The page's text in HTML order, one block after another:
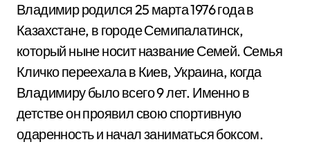
Владимир родился 25 марта 1976 года в
Казахстане, в городе Семипалатинск,
который ныне носит название Семей. Семья
Кличко переехала в Киев, Украина, когда
Владимиру было всего 9 лет. Именно в
детстве он проявил свою спортивную
одаренность и начал заниматься боксом.